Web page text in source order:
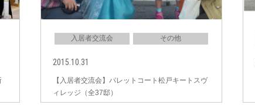
入居者交流会 その他
2015.10.31
【入居者交流会】パレットコート松戸キートスヴ
ィレッジ（全37邸）